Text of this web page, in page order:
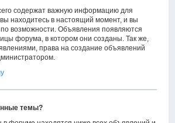
содержат важную информацию для
находитесь в настоящий момент, и вы
возможности. Объявления появляются
форума, в котором они созданы. Так же,
права на создание объявлений
темы?